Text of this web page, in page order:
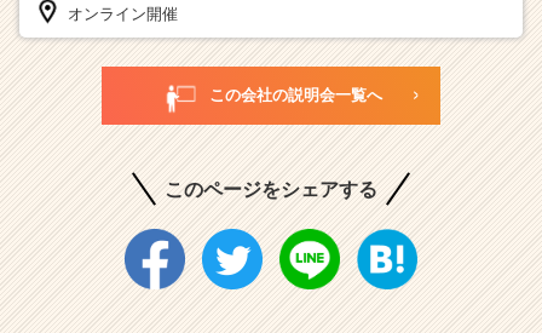
オンライン開催
この会社の説明会一覧へ
このページをシェアする